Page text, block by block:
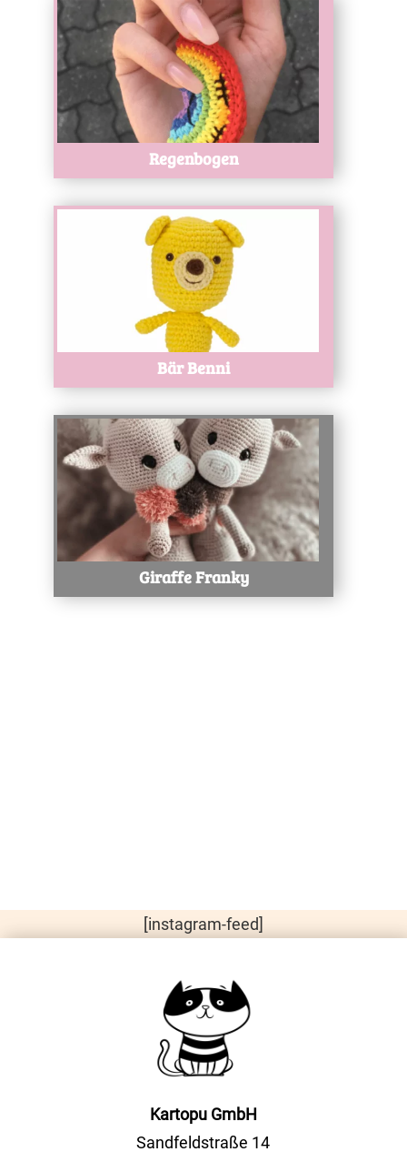
Test
Regenbogen
Bär Benni
Test
Giraffe Franky
[instagram-feed]
Kartopu GmbH
Sandfeldstraße 14